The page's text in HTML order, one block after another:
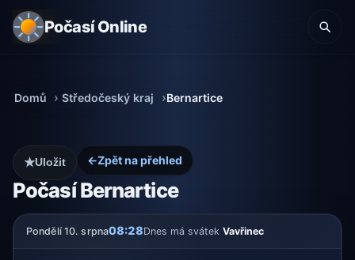
Počasí Online
Domů Středočeský kraj Bernartice
←Zpět na přehled
Počasí Bernartice
★Uložit
Pondělí 10. srpna08:28Dnes má svátekVavřinec